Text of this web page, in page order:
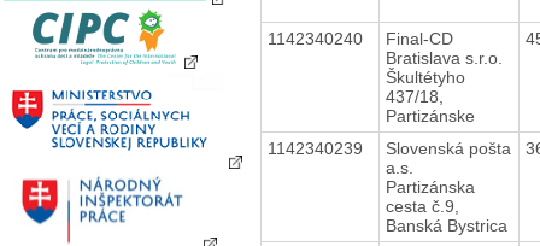
1142340240
Final-CD
Bratislava s.r.o.
Škultétyho
437/18,
Partizánske
1142340239
Slovenská pošta
a.s.
Partizánska
cesta č.9,
Banská Bystrica